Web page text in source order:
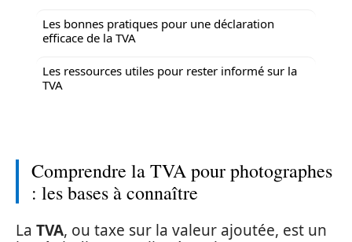
Les bonnes pratiques pour une déclaration
efficace de la TVA
Les ressources utiles pour rester informé sur la
TVA
Comprendre la TVA pour photographes
: les bases à connaître
La TVA, ou taxe sur la valeur ajoutée, est un